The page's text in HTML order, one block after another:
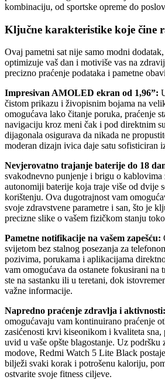
kombinaciju, od sportske opreme do
Ključne karakteristike koje čine
Ovaj pametni sat nije samo modni
optimizuje vaš dan i motiviše vas na
precizno praćenje podataka i pametne
Impresivan AMOLED ekran od 1,96”:
čistom prikazu i živopisnim bojama na
omogućava lako čitanje poruka, praćenje
navigaciju kroz meni čak i pod direktnim
dijagonala osigurava da nikada ne
moderan dizajn ivica daje satu sofisticiran
Nevjerovatno trajanje baterije do 18
svakodnevno punjenje i brigu o
autonomiji baterije koja traje više od dvije
korištenju. Ova dugotrajnost vam
svoje zdravstvene parametre i san, što je
precizne slike o vašem fizičkom stanju
Pametne notifikacije na vašem zapešću:
svijetom bez stalnog posezanja za
pozivima, porukama i aplikacijama
vam omogućava da ostanete fokusirani na
ste na sastanku ili u teretani, dok
važne informacije.
Napredno praćenje zdravlja i aktivnosti:
omogućavaju vam kontinuirano praćenje
zasićenosti krvi kiseonikom i kvaliteta
uvid u vaše opšte blagostanje. Uz podršku
modove, Redmi Watch 5 Lite Black
bilježi svaki korak i potrošenu kaloriju,
ostvarite svoje fitness ciljeve.